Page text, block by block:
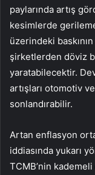
paylarında artış
kesimlerde
üzerindeki
şirketlerden döviz
yaratabilecektir.
artışları otomotiv
sonlandırabilir.
Artan enflasyon
iddiasında yukarı
TCMB’nin kademeli